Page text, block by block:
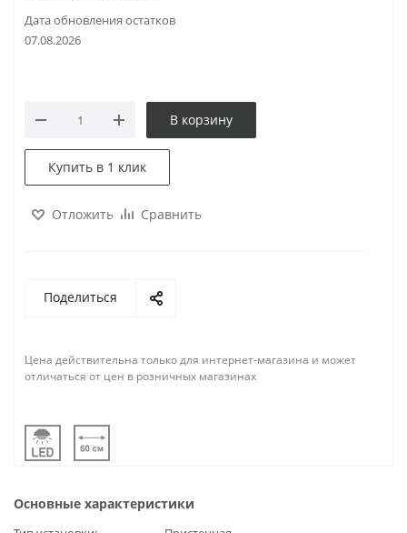
Дата обновления остатков
07.08.2026
В корзину
Купить в 1 клик
Отложить Сравнить
Поделиться
Цена действительна только для интернет-магазина и может
отличаться от цен в розничных магазинах
Основные характеристики